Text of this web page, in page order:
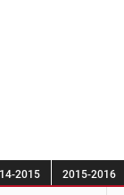
2015 2015-2016